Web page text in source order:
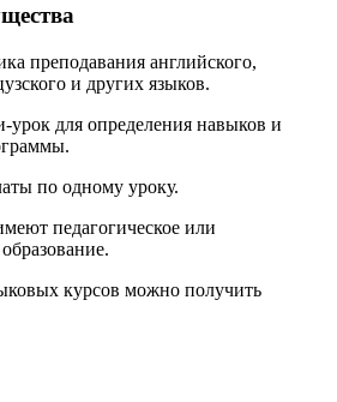
преподавания английского,
и других языков.
для определения навыков и
по одному уроку.
педагогическое или
курсов можно получить